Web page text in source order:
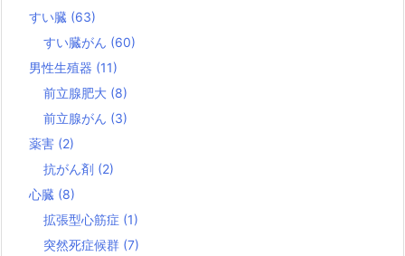
すい臓 (63)
すい臓がん (60)
男性生殖器 (11)
前立腺肥大 (8)
前立腺がん (3)
薬害 (2)
抗がん剤 (2)
心臓 (8)
拡張型心筋症 (1)
突然死症候群 (7)